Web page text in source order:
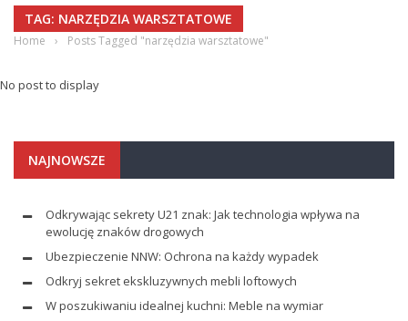
TAG: NARZĘDZIA WARSZTATOWE
Home › Posts Tagged "narzędzia warsztatowe"
No post to display
NAJNOWSZE
Odkrywając sekrety U21 znak: Jak technologia wpływa na
ewolucję znaków drogowych
Ubezpieczenie NNW: Ochrona na każdy wypadek
Odkryj sekret ekskluzywnych mebli loftowych
W poszukiwaniu idealnej kuchni: Meble na wymiar